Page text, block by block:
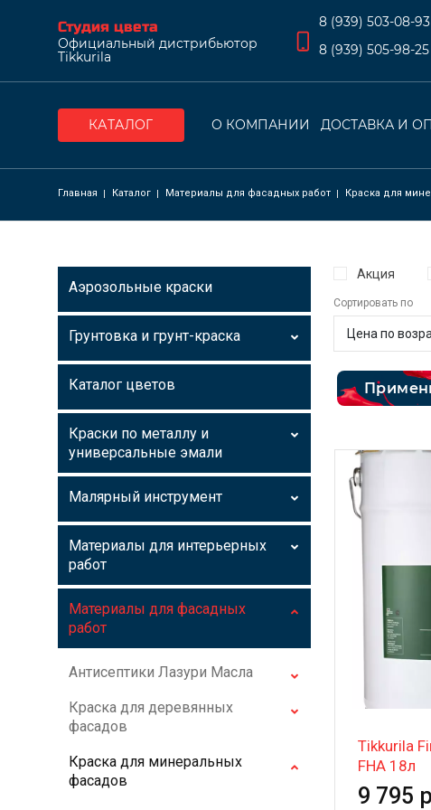
Студия цвета
Официальный дистрибьютор
Tikkurila
8 (939) 503-08-93
8 (939) 505-98-25
КАТАЛОГ О КОМПАНИИ ДОСТАВКА И
Строка
Главная Каталог Материалы для фасадных работ Краска для
Аэрозольные краски
Грунтовка и грунт-краска
Каталог цветов
Краски по металлу и
универсальные эмали
Малярный инструмент
Материалы для интерьерных
работ
Материалы для фасадных
работ
Антисептики Лазури Масла
Краска для деревянных
фасадов
Краска для минеральных
фасадов
Акция
Сортировать по
Tikkurila
FHA 18л
9 795